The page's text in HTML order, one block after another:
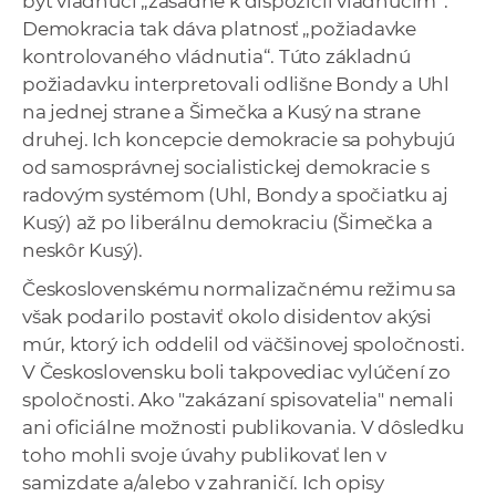
Demokracia tak dáva platnosť „požiadavke
kontrolovaného vládnutia“. Túto základnú
požiadavku interpretovali odlišne Bondy a Uhl
na jednej strane a Šimečka a Kusý na strane
druhej. Ich koncepcie demokracie sa pohybujú
od samosprávnej socialistickej demokracie s
radovým systémom (Uhl, Bondy a spočiatku aj
Kusý) až po liberálnu demokraciu (Šimečka a
neskôr Kusý).
Československému normalizačnému režimu sa
však podarilo postaviť okolo disidentov akýsi
múr, ktorý ich oddelil od väčšinovej spoločnosti.
V Československu boli takpovediac vylúčení zo
spoločnosti. Ako "zakázaní spisovatelia" nemali
ani oficiálne možnosti publikovania. V dôsledku
toho mohli svoje úvahy publikovať len v
samizdate a/alebo v zahraničí. Ich opisy